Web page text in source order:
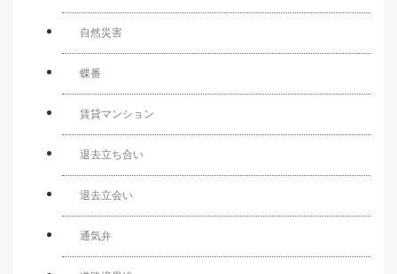
自然災害
蝶番
賃貸マンション
退去立ち合い
退去立会い
通気弁